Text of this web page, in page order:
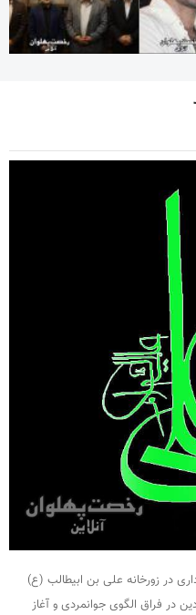
در زورخانه علی بن ابیطالب (ع)
در فراق الگوی جوانمردی و آغاز